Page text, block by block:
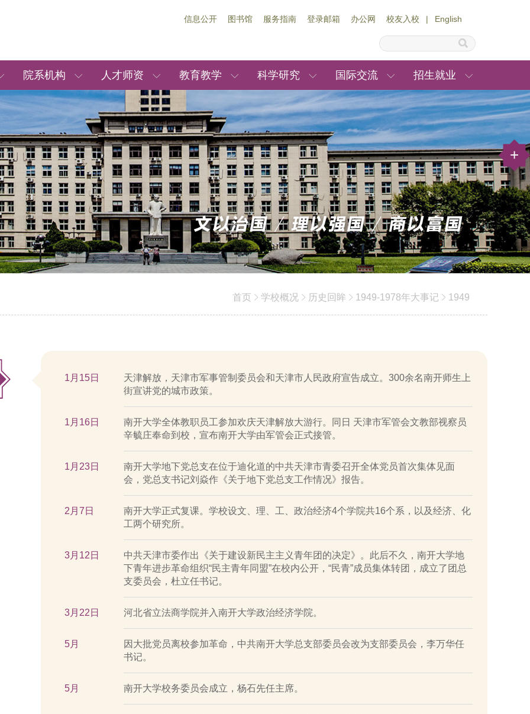
信息公开 图书馆 服务指南 登录邮箱 办公网 校友入校 | English
院系机构 人才师资 教育教学 科学研究 国际交流 招生就业
+
首页 学校概况 历史回眸 1949-1978年大事记 1949
1月15日
天津解放，天津市军事管制委员会和天津市人民政府宣告成立。300余名南开师生上
街宣讲党的城市政策。
1月16日
南开大学全体教职员工参加欢庆天津解放大游行。同日 天津市军管会文教部视察员
辛毓庄奉命到校，宣布南开大学由军管会正式接管。
1月23日
南开大学地下党总支在位于迪化道的中共天津市青委召开全体党员首次集体见面
会，党总支书记刘焱作《关于地下党总支工作情况》报告。
2月7日
南开大学正式复课。学校设文、理、工、政治经济4个学院共16个系，以及经济、化
工两个研究所。
3月12日
中共天津市委作出《关于建设新民主主义青年团的决定》。此后不久，南开大学地
下青年进步革命组织“民主青年同盟”在校内公开，“民青”成员集体转团，成立了团总
支委员会，杜立任书记。
3月22日 河北省立法商学院并入南开大学政治经济学院。
5月
因大批党员离校参加革命，中共南开大学总支部委员会改为支部委员会，李万华任
书记。
5月 南开大学校务委员会成立，杨石先任主席。